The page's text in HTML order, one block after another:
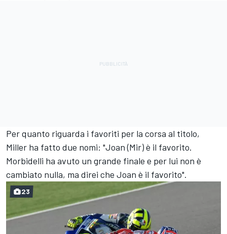
Per quanto riguarda i favoriti per la corsa al titolo,
Miller ha fatto due nomi: "Joan (Mir) è il favorito.
Morbidelli ha avuto un grande finale e per lui non è
cambiato nulla, ma direi che Joan è il favorito".
23